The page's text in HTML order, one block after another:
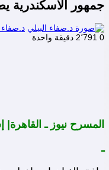
جمهور الاسكندرية
د.صفاء
0
دقيقة واحدة
المسرح نيوز ـ القاهرة|
ـ